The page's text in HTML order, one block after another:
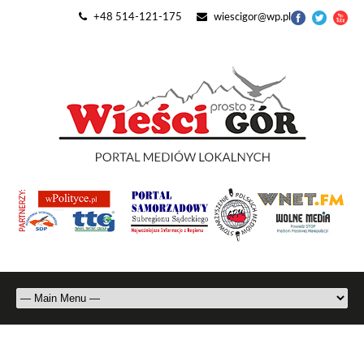
+48 514-121-175 wiescigor@wp.pl